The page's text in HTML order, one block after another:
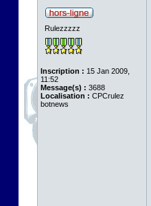
Rulezzzzz
Inscription : 15 Jan 2009,
11:52
Message(s) : 3688
Localisation : CPCrulez
botnews